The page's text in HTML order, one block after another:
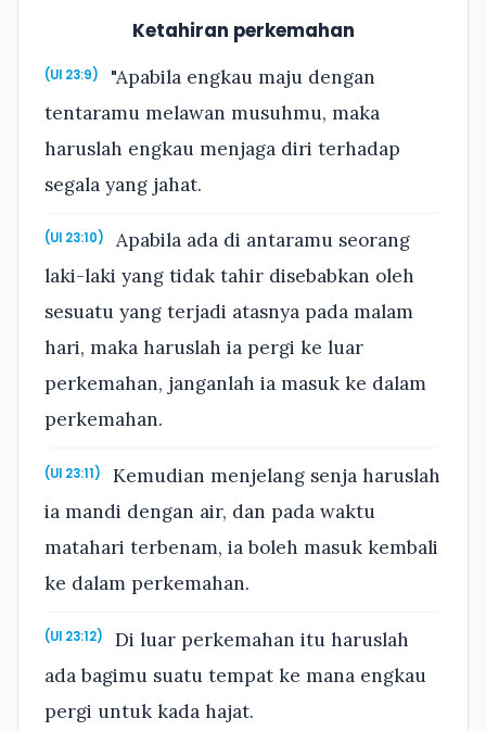
Ketahiran perkemahan
(Ul 23:9)
"Apabila engkau maju dengan
tentaramu melawan musuhmu, maka
haruslah engkau menjaga diri terhadap
segala yang jahat.
(Ul 23:10)
Apabila ada di antaramu seorang
laki-laki yang tidak tahir disebabkan oleh
sesuatu yang terjadi atasnya pada malam
hari, maka haruslah ia pergi ke luar
perkemahan, janganlah ia masuk ke dalam
perkemahan.
(Ul 23:11)
Kemudian menjelang senja haruslah
ia mandi dengan air, dan pada waktu
matahari terbenam, ia boleh masuk kembali
ke dalam perkemahan.
(Ul 23:12)
Di luar perkemahan itu haruslah
ada bagimu suatu tempat ke mana engkau
pergi untuk kada hajat.